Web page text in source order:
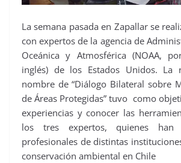
La semana pasada en Zapallar se
con expertos de la agencia de
Oceánica y Atmosférica (NOAA,
inglés) de los Estados Unidos. La
nombre de “Diálogo Bilateral sobre
de Áreas Protegidas” tuvo como
experiencias y conocer las
los tres expertos, quienes han
profesionales de distintas
conservación ambiental en Chile